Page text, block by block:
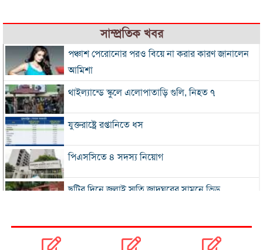
সাম্প্রতিক খবর
পঞ্চাশ পেরোনোর পরও বিয়ে না করার কারণ জানালেন
আমিশা
থাইল্যান্ডে স্কুলে এলোপাতাড়ি গুলি, নিহত ৭
যুক্তরাষ্ট্রে রপ্তানিতে ধস
পিএসসিতে ৪ সদস্য নিয়োগ
ছুটির দিনে জুলাই স্মৃতি জাদুঘরের সামনে ভিড়